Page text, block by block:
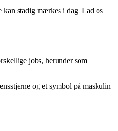
kan stadig mærkes i dag. Lad os
jobs, herunder som
og et symbol på maskulin